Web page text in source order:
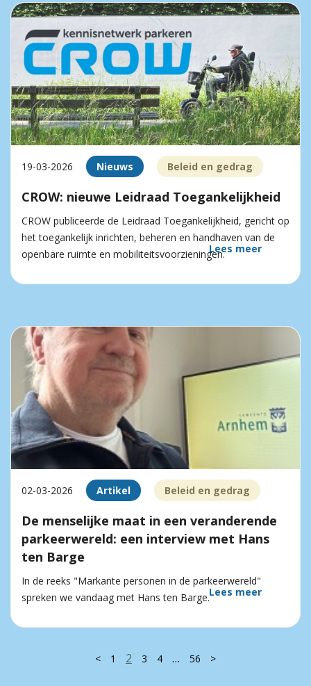
19-03-2026 Nieuws Beleid en gedrag
CROW: nieuwe Leidraad Toegankelijkheid
CROW publiceerde de Leidraad Toegankelijkheid, gericht op
het toegankelijk inrichten, beheren en handhaven van de
openbare ruimte en mobiliteitsvoorzieningen.Lees meer
02-03-2026 Artikel Beleid en gedrag
De menselijke maat in een veranderende
parkeerwereld: een interview met Hans
ten Barge
In de reeks "Markante personen in de parkeerwereld"
spreken we vandaag met Hans ten Barge.Lees meer
< 1 2 3 4 … 56 >